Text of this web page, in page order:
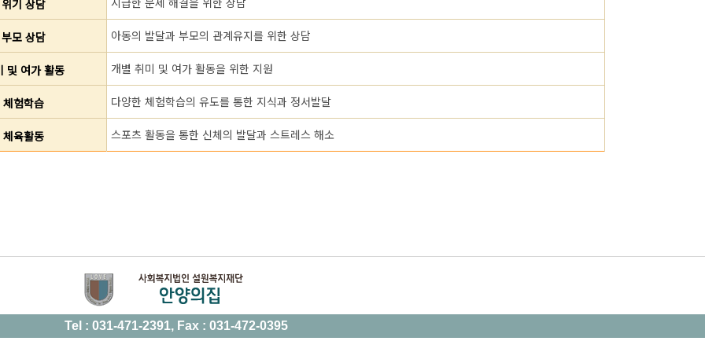
위기 상담
부모 상담 아동의 발달과 부모의 관계유지를 위한 상담
및 여가 활동 개별 취미 및 여가 활동을 위한 지원
체험학습 다양한 체험학습의 유도를 통한 지식과 정서발달
체육활동 스포츠 활동을 통한 신체의 발달과 스트레스 해소
Tel : 031-471-2391, Fax : 031-472-0395